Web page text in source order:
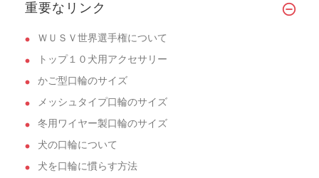
重要なリンク
ＷＵＳＶ世界選手権について
トップ１０犬用アクセサリー
かご型口輪のサイズ
メッシュタイプ口輪のサイズ
冬用ワイヤー製口輪のサイズ
犬の口輪について
犬を口輪に慣らす方法